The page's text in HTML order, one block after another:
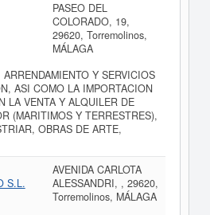
PASEO DEL
COLORADO, 19,
29620, Torremolinos,
MÁLAGA
Y SERVICIOS
ASI COMO LA IMPORTACION
LA VENTA Y ALQUILER DE
(MARITIMOS Y TERRESTRES),
OBRAS DE ARTE,
S.L.
AVENIDA CARLOTA
ALESSANDRI, , 29620,
Torremolinos, MÁLAGA